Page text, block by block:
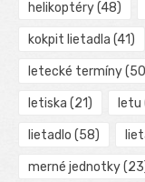
helikoptéry(48)
kokpit lietadla (41)
letecké termíny
letiska (21) letu
lietadlo (58)
merné jednotky